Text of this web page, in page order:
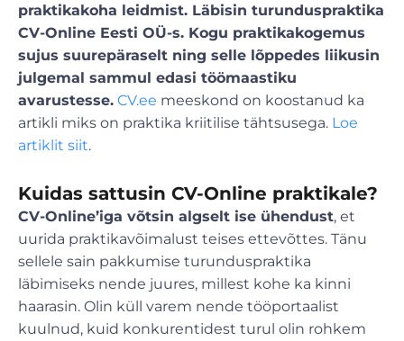
praktikakoha leidmist. Läbisin turunduspraktika
CV-Online Eesti OÜ-s. Kogu praktikakogemus
sujus suurepäraselt ning selle lõppedes liikusin
julgemal sammul edasi töömaastiku
avarustesse. CV.ee meeskond on koostanud ka
artikli miks on praktika kriitilise tähtsusega. Loe
artiklit siit.
Kuidas sattusin CV-Online praktikale?
CV-Online’iga võtsin algselt ise ühendust, et
uurida praktikavõimalust teises ettevõttes. Tänu
sellele sain pakkumise turunduspraktika
läbimiseks nende juures, millest kohe ka kinni
haarasin. Olin küll varem nende tööportaalist
kuulnud, kuid konkurentidest turul olin rohkem